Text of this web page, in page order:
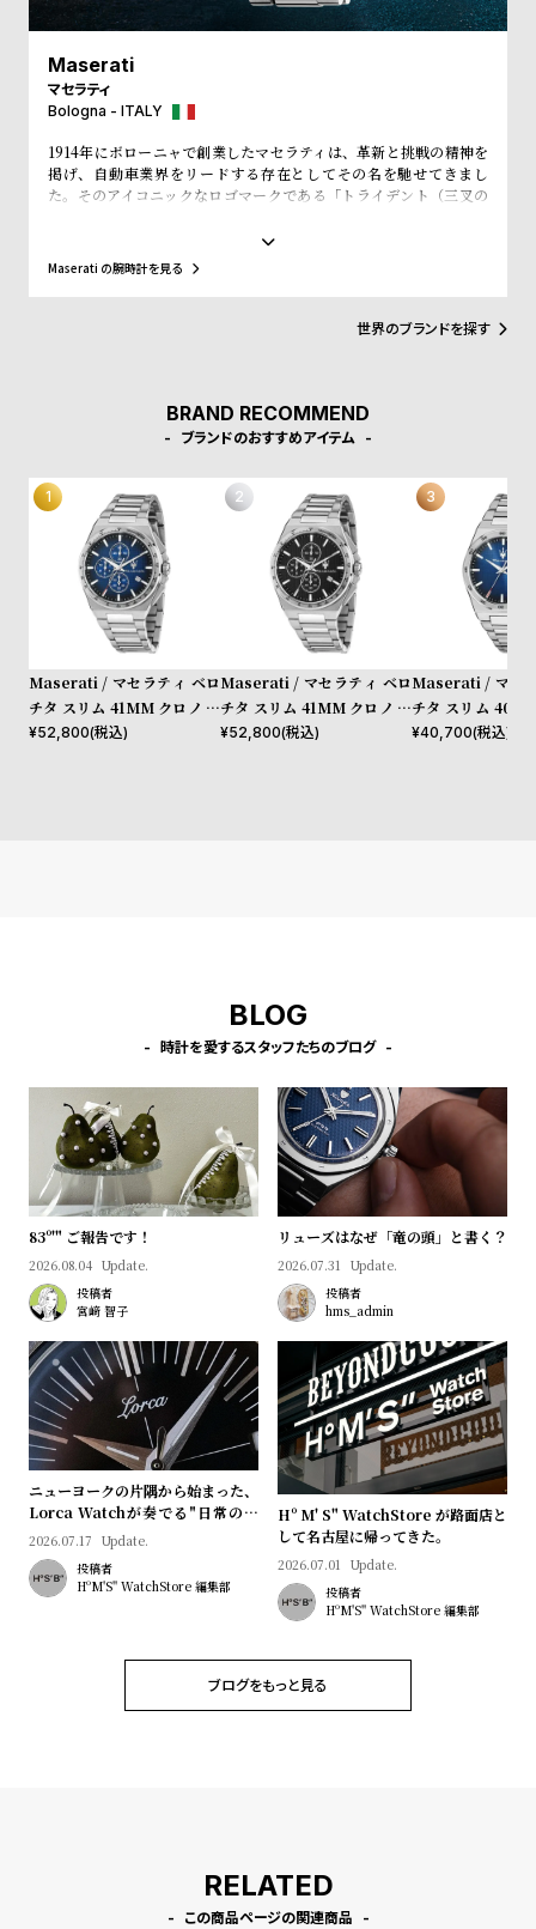
o
p
ョ
ッ
ピ
品
に
つ
く
あ
る
質
問
問
い
合
わ
せ
Maserati
マセラティ
Bologna - ITALY
1914年にボローニャで創業したマセラティは、革新と挑戦の精神を
掲げ、自動車業界をリードする存在としてその名を馳せてきまし
た。そのアイコニックなロゴマークである「トライデント（三叉の
ンが象徴する力と威厳、そして航海の神としての自由の精神は、マ
セラティのブランド哲学に深く根付いており、マセラティのブラン
ド理念である「力強さ、情熱、優雅さ」を表現しています。この理
念は自動車のみならず、ウォッチやジュエリーコレクションにも色
濃く反映され、精緻なデザインと力強さが絶妙に融合したアイテム
Maserati の腕時計を見る
世界のブランドを探す
BRAND RECOMMEND
ブランドのおすすめアイテム
Maserati / マセラティ ベロ
チタ スリム 41MM クロノ ブ
ルー ダイヤル シルバー ブレ
¥52,800(税込)
Maserati / マセラティ ベロ
チタ スリム 41MM クロノ ブ
ラック ダイヤル シルバー ブ
¥52,800(税込)
Maserati / マセ
チタ スリム
ブルー ダイヤル
¥40,700(税込)
BLOG
時計を愛するスタッフたちのブログ
83º'" ご報告です！
2026.08.04 Update.
投稿者
宮﨑 智子
リューズはなぜ「竜の頭」と書く？
2026.07.31 Update.
投稿者
hms_admin
ニューヨークの片隅から始まった、
Lorca Watchが奏でる"日常のロ
マン"｜Brand Picks #08
2026.07.17 Update.
投稿者
HºM'S" WatchStore 編集部
Hº M' S" WatchStore が路面店と
して名古屋に帰ってきた。
2026.07.01 Update.
投稿者
HºM'S" WatchStore 編集部
ブログをもっと見る
RELATED
この商品ページの関連商品